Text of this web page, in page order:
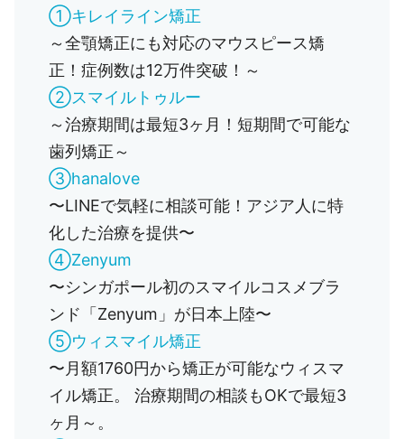
①キレイライン矯正
～全顎矯正にも対応のマウスピース矯
正！症例数は12万件突破！～
②スマイルトゥルー
～治療期間は最短3ヶ月！短期間で可能な
歯列矯正～
③hanalove
〜LINEで気軽に相談可能！アジア人に特
化した治療を提供〜
④Zenyum
〜シンガポール初のスマイルコスメブラ
ンド「Zenyum」が日本上陸〜
⑤ウィスマイル矯正
〜月額1760円から矯正が可能なウィスマ
イル矯正。 治療期間の相談もOKで最短3
ヶ月～。